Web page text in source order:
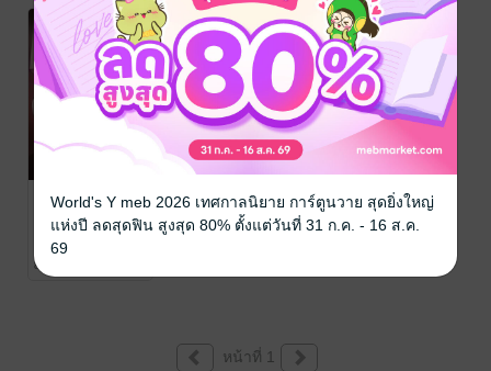
คลั่งรัก
น.นินิว
นิยายโรมานซ์
8 Rating
หน้าที่ 1
World's Y meb 2026 เทศกาลนิยาย การ์ตูนวาย สุดยิ่งใหญ่
แห่งปี ลดสุดฟิน สูงสุด 80% ตั้งแต่วันที่ 31 ก.ค. - 16 ส.ค.
69